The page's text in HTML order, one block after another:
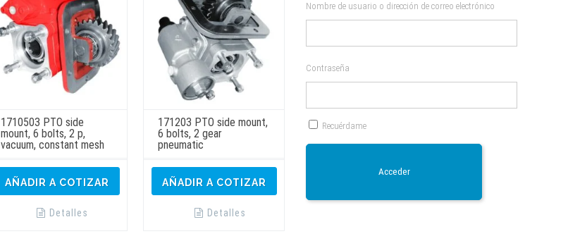
1710503 PTO side
mount, 6 bolts, 2 p,
vacuum, constant mesh
AÑADIR A COTIZAR
Detalles
171203 PTO side mount,
6 bolts, 2 gear
pneumatic
AÑADIR A COTIZAR
Detalles
Nombre de usuario o dirección de correo electrónico
Contraseña
Recuérdame
Acceder